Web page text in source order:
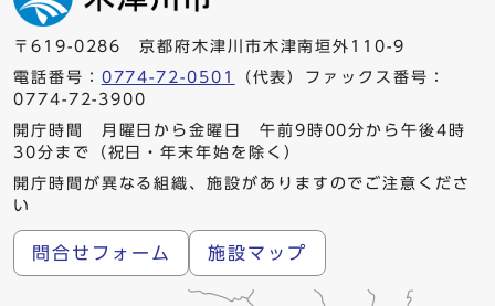
〒619-0286 京都府木津川市木津南垣外110-9
電話番号： 0774-72-0501
（代表）ファックス番号：
0774-72-3900
開庁時間 月曜日から金曜日 午前9時00分から午後4時
30分まで（祝日・年末年始を除く）
開庁時間が異なる組織、施設がありますのでご注意くださ
い
問合せフォーム 施設マップ